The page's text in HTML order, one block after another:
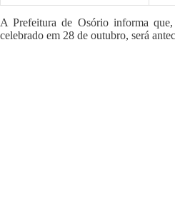
A Prefeitura de Osório informa
celebrado em 28 de outubro, será